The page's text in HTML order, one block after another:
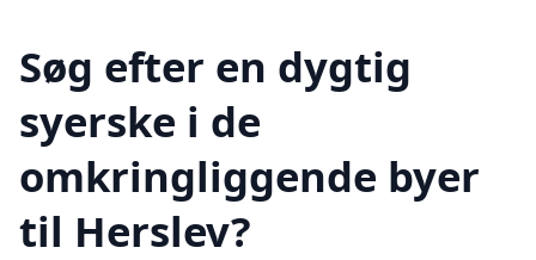
Søg efter en dygtig
syerske i de
omkringliggende byer
til Herslev?